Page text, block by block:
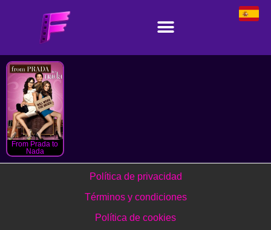
From Prada to
Nada
Política de privacidad
Términos y condiciones
Política de cookies